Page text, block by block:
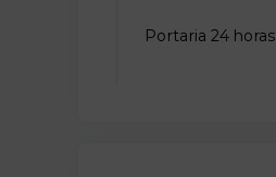
Portaria 24 horas